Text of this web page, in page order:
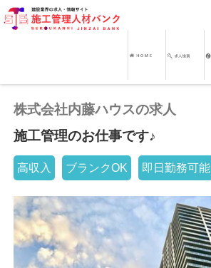
株式会社内藤ハウスの求人
施工管理のお仕事です♪
高収入 ブランクOK 即日勤務可能